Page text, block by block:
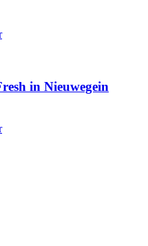
in Nieuwegein